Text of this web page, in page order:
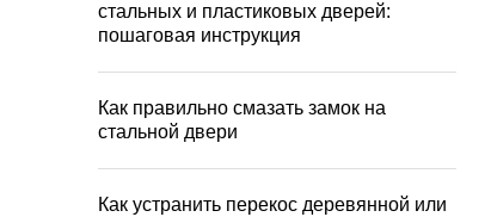
стальных и пластиковых дверей:
пошаговая инструкция
Как правильно смазать замок на
стальной двери
Как устранить перекос деревянной или